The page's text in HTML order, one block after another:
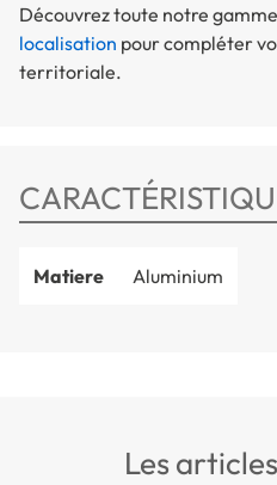
Découvrez toute notre
localisation pour compléter
territoriale.
Matiere Aluminium
les articles